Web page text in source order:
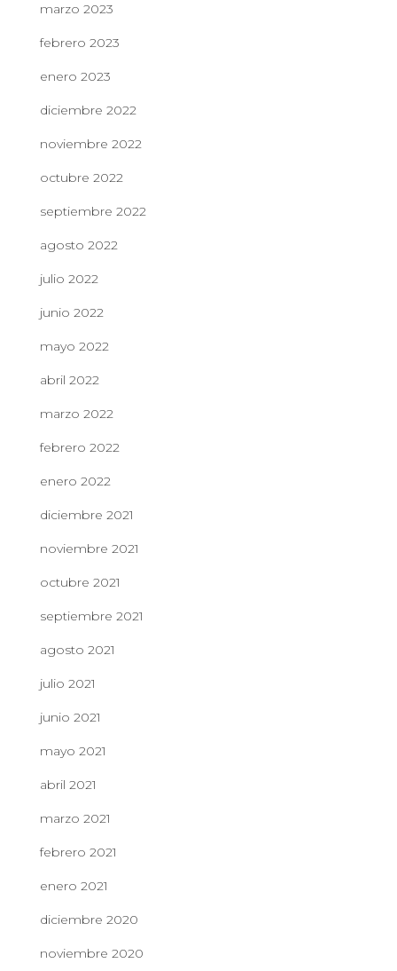
marzo 2023
febrero 2023
enero 2023
diciembre 2022
noviembre 2022
octubre 2022
septiembre 2022
agosto 2022
julio 2022
junio 2022
mayo 2022
abril 2022
marzo 2022
febrero 2022
enero 2022
diciembre 2021
noviembre 2021
octubre 2021
septiembre 2021
agosto 2021
julio 2021
junio 2021
mayo 2021
abril 2021
marzo 2021
febrero 2021
enero 2021
diciembre 2020
noviembre 2020